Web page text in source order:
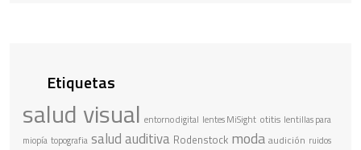
Etiquetas
salud visual entorno digital lentes MiSight otitis lentillas para
miopía topografia salud auditiva Rodenstock moda audición ruidos